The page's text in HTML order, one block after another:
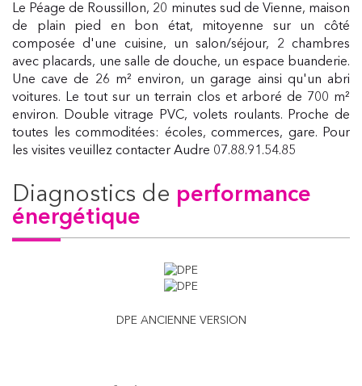
Le Péage de Roussillon, 20 minutes sud de Vienne, maison
de plain pied en bon état, mitoyenne sur un côté
composée d'une cuisine, un salon/séjour, 2 chambres
avec placards, une salle de douche, un espace buanderie.
Une cave de 26 m² environ, un garage ainsi qu'un abri
voitures. Le tout sur un terrain clos et arboré de 700 m²
environ. Double vitrage PVC, volets roulants. Proche de
toutes les commoditées: écoles, commerces, gare. Pour
les visites veuillez contacter Audre 07.88.91.54.85
diagnostics de performance
énergétique
DPE ANCIENNE VERSION